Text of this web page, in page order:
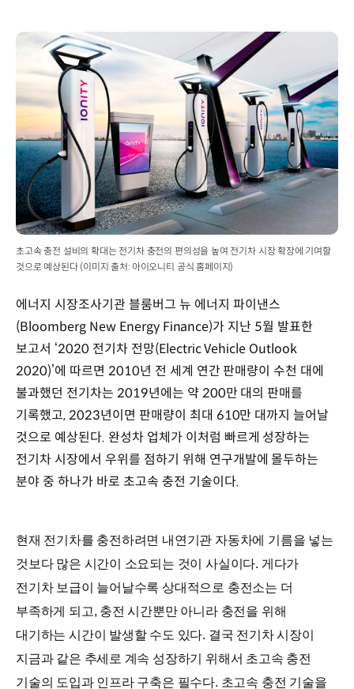
초고속 충전 설비의 확대는 전기차 충전의 편의성을 높여 전기차 시장 확장에 기여할
것으로 예상된다 (이미지 출처: 아이오니티 공식 홈페이지)
에너지 시장조사기관 블룸버그 뉴 에너지 파이낸스
(Bloomberg New Energy Finance)가 지난 5월 발표한
보고서 ‘2020 전기차 전망(Electric Vehicle Outlook
2020)’에 따르면 2010년 전 세계 연간 판매량이 수천 대에
불과했던 전기차는 2019년에는 약 200만 대의 판매를
기록했고, 2023년이면 판매량이 최대 610만 대까지 늘어날
것으로 예상된다. 완성차 업체가 이처럼 빠르게 성장하는
전기차 시장에서 우위를 점하기 위해 연구개발에 몰두하는
분야 중 하나가 바로 초고속 충전 기술이다.
현재 전기차를 충전하려면 내연기관 자동차에 기름을 넣는
것보다 많은 시간이 소요되는 것이 사실이다. 게다가
전기차 보급이 늘어날수록 상대적으로 충전소는 더
부족하게 되고, 충전 시간뿐만 아니라 충전을 위해
대기하는 시간이 발생할 수도 있다. 결국 전기차 시장이
지금과 같은 추세로 계속 성장하기 위해서 초고속 충전
기술의 도입과 인프라 구축은 필수다. 초고속 충전 기술을